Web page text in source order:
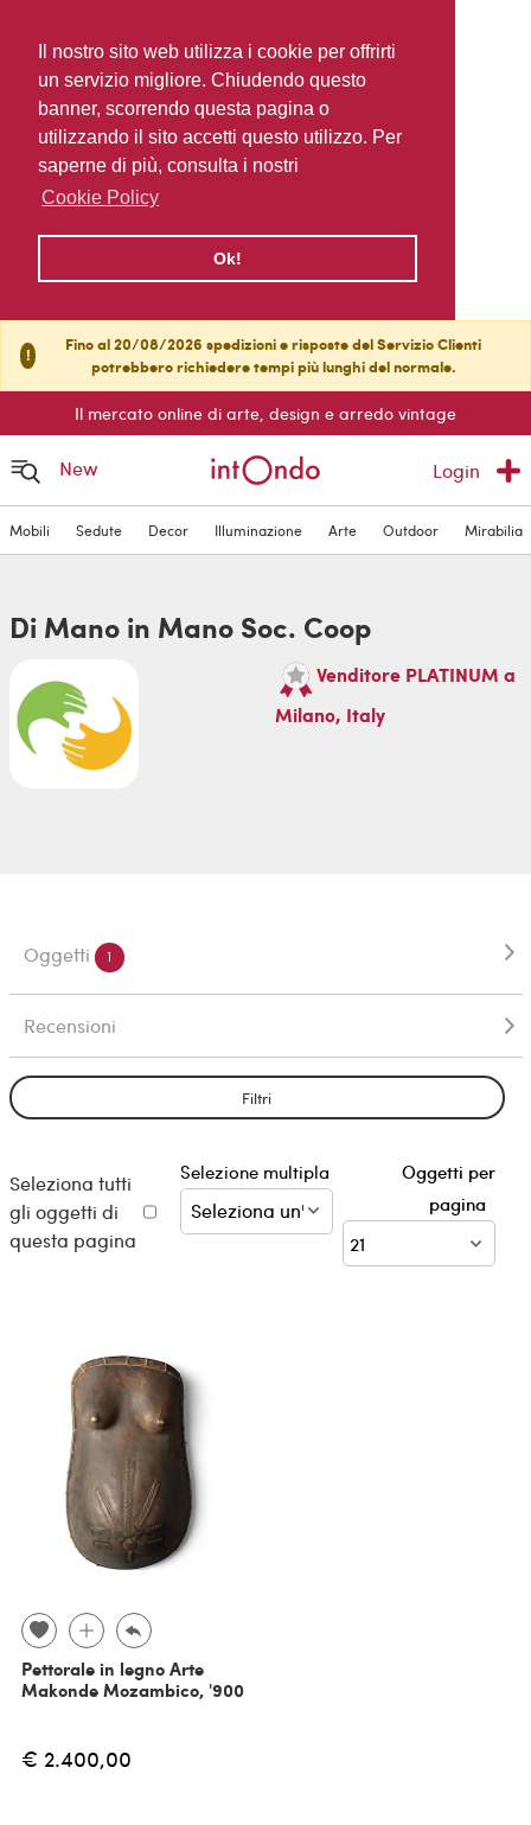
Il nostro sito web utilizza i cookie per offrirti
un servizio migliore. Chiudendo questo
banner, scorrendo questa pagina o
utilizzando il sito accetti questo utilizzo. Per
saperne di più, consulta i nostri
Cookie Policy
Ok!
!
Fino al 20/08/2026 spedizioni e risposte del Servizio Clienti
potrebbero richiedere tempi più lunghi del normale.
Il mercato online di arte, design e arredo vintage
New Login
Mobili Sedute Decor Illuminazione Arte Outdoor Mirabilia
Di Mano in Mano Soc. Coop
Venditore PLATINUM a
Milano, Italy
Oggetti 1
Recensioni
Filtri
Seleziona tutti
gli oggetti di
questa pagina
Selezione multipla
Oggetti per
pagina
Pettorale in legno Arte
Makonde Mozambico, '900
€ 2.400,00